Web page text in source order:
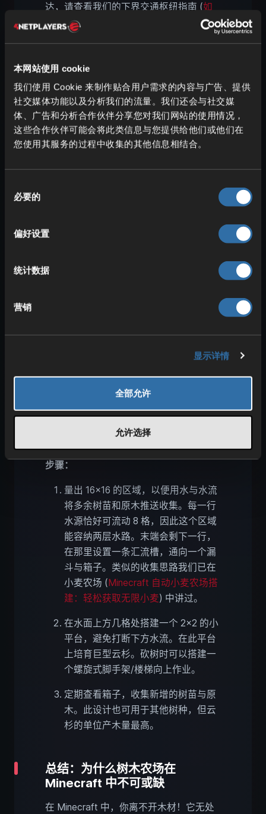
本网站使用 cookie
我们使用 Cookie 来制作贴合用户需求的内容与广告、提供
社交媒体功能以及分析我们的流量。我们还会与社交媒
体、广告和分析合作伙伴分享您对我们网站的使用情况，
这些合作伙伴可能会将此类信息与您提供给他们或他们在
您使用其服务的过程中收集的其他信息相结合。
必要的
偏好设置
统计数据
营销
显示详情
全部允许
允许选择
达，请查看我们的下界交通枢纽指南 (如
何打造下界枢纽：在 Minecraft 世界中更
步骤：
这个树木农场与上面的原理相同，但
可以更紧凑。将目标树种的树苗沿直
线紧密排列，然后用骨粉催熟。同样
适用于巨型树。
产木量最高的树是巨型云杉。虽然也有巨
型丛林树，但它们掉落树苗的概率要低得
多，繁育难度更高。此农场还配有“集水
槽”式的收集系统，用水流集中回收多余的
树苗与原木，极大简化使用流程。同样需
要骨粉，请准备充足！
步骤：
量出 16×16 的区域，以便用水与水流
将多余树苗和原木推送收集。每一行
水源恰好可流动 8 格，因此这个区域
能容纳两层水路。末端会剩下一行，
在那里设置一条汇流槽，通向一个漏
斗与箱子。类似的收集思路我们已在
小麦农场 (Minecraft 自动小麦农场搭
建：轻松获取无限小麦) 中讲过。
在水面上方几格处搭建一个 2×2 的小
平台，避免打断下方水流。在此平台
上培育巨型云杉。砍树时可以搭建一
个螺旋式脚手架/楼梯向上作业。
定期查看箱子，收集新增的树苗与原
木。此设计也可用于其他树种，但云
杉的单位产木量最高。
总结：为什么树木农场在
Minecraft 中不可或缺
在 Minecraft 中，你离不开木材！它无处